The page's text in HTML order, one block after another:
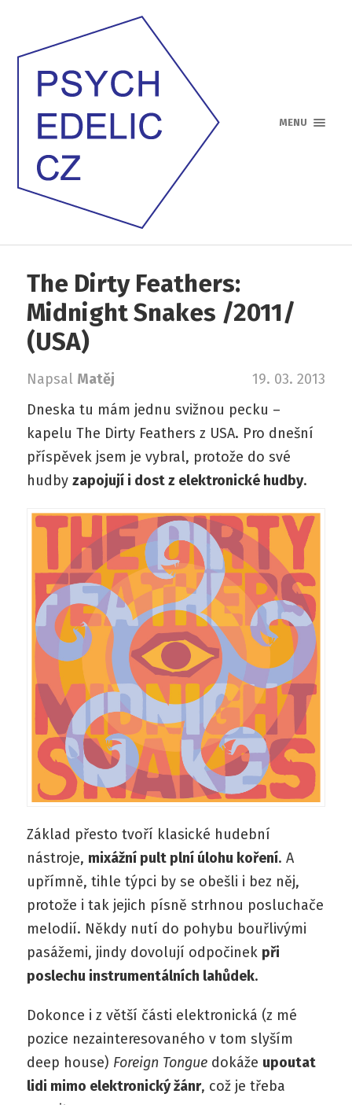
MENU
The Dirty Feathers:
Midnight Snakes /2011/
(USA)
Napsal Matěj
19. 03. 2013
Dneska tu mám jednu svižnou pecku –
kapelu The Dirty Feathers z USA. Pro dnešní
příspěvek jsem je vybral, protože do své
hudby zapojují i dost z elektronické hudby.
Základ přesto tvoří klasické hudební
nástroje, mixážní pult plní úlohu koření. A
upřímně, tihle týpci by se obešli i bez něj,
protože i tak jejich písně strhnou posluchače
melodií. Někdy nutí do pohybu bouřlivými
pasážemi, jindy dovolují odpočinek při
poslechu instrumentálních lahůdek.
Dokonce i z větší části elektronická (z mé
pozice nezainteresovaného v tom slyším
deep house) Foreign Tongue dokáže upoutat
lidi mimo elektronický žánr, což je třeba